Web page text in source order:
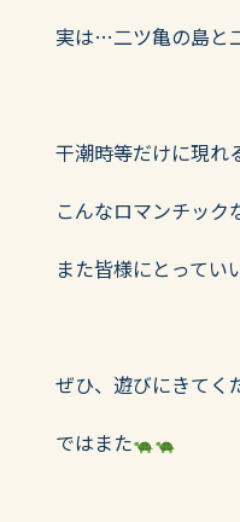
実は…二ツ亀の島と
干潮時等だけに現
こんなロマンチック
また皆様にとって
ぜひ、遊びにきてく
ではまた